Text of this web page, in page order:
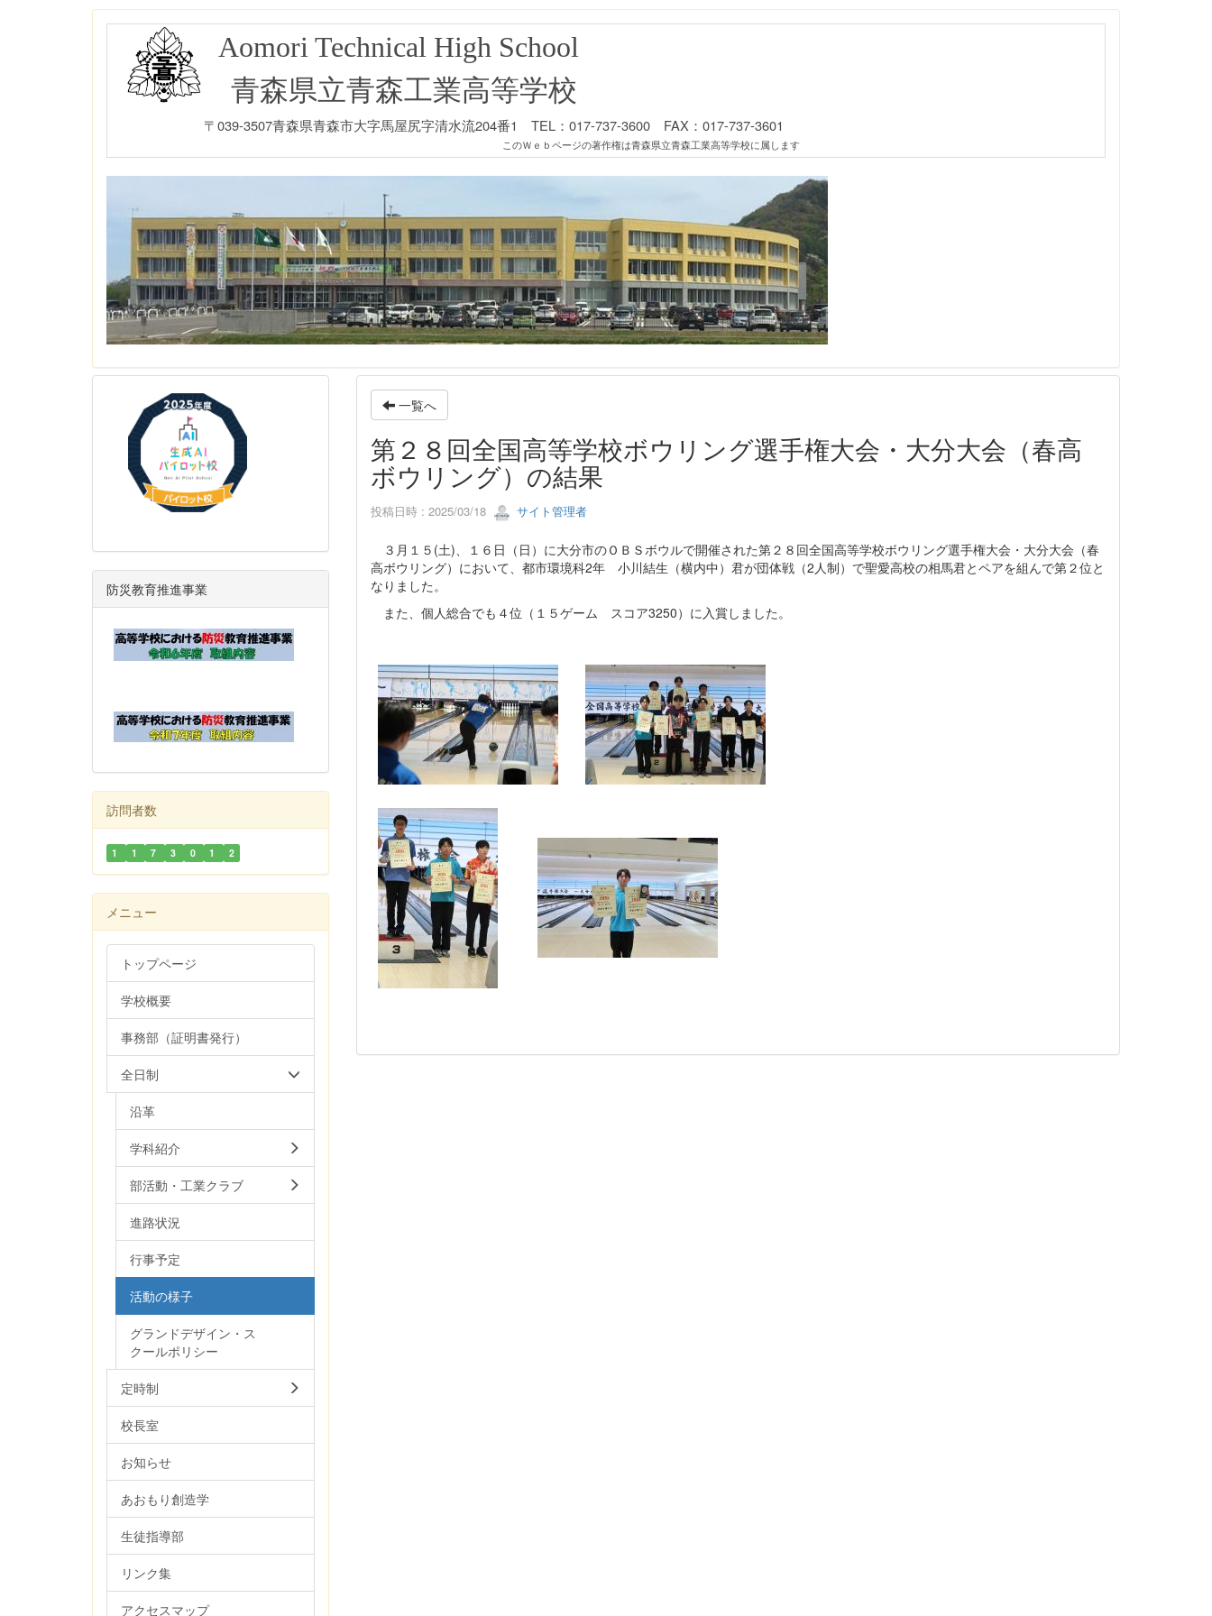
Aomori Technical High School
青森県立青森工業高等学校
〒039-3507青森県青森市大字馬屋尻字清水流204番1 TEL：017-737-3600 FAX：017-737-3601
このＷｅｂページの著作権は青森県立青森工業高等学校に属します
一覧へ
第２８回全国高等学校ボウリング選手権大会・大分大会（春高
ボウリング）の結果
投稿日時 : 2025/03/18 サイト管理者
３月１５(土)、１６日（日）に大分市のＯＢＳボウルで開催された第２８回全国高等学校ボウリング選手権大会・大分大会（春
高ボウリング）において、都市環境科2年 小川結生（横内中）君が団体戦（2人制）で聖愛高校の相馬君とペアを組んで第２位と
なりました。
また、個人総合でも４位（１５ゲーム スコア3250）に入賞しました。
防災教育推進事業
訪問者数
1 1 7 3 0 1 2
メニュー
トップページ
学校概要
事務部（証明書発行）
全日制
沿革
学科紹介
部活動・工業クラブ
進路状況
行事予定
活動の様子
グランドデザイン・ス
クールポリシー
定時制
校長室
お知らせ
あおもり創造学
生徒指導部
リンク集
アクセスマップ